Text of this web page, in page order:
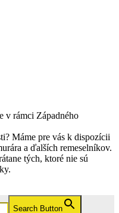
v rámci Západného
Máme pre vás k dispozícii
a ďalších remeselníkov.
tých, ktoré nie sú
Search Button